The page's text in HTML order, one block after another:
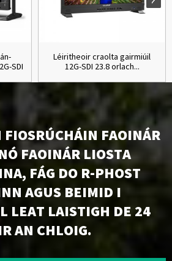
SDI
Léiritheoir craolta gairmiúil
12G-SDI 23.8 orlach...
FAOINÁR
FAOINÁR LIOSTA
FÁG DO R-PHOST
AGUS BEIMID I
LEAT LAISTIGH DE 24
AN CHLOIG.